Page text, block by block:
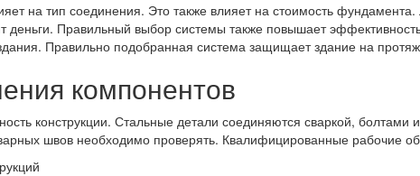
на тип соединения. Это также влияет на стоимость
деньги. Правильный выбор системы также повышает
Правильно подобранная система защищает здание на
компонентов
конструкции. Стальные детали соединяются сваркой,
швов необходимо проверять. Квалифицированные рабочие